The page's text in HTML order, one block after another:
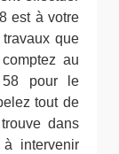
est à votre
que
au
58 pour le
tout de
dans
intervenir